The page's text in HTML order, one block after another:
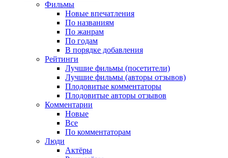
Фильмы
Новые впечатления
По названиям
По жанрам
По годам
В порядке добавления
Рейтинги
Лучшие фильмы (посетители)
Лучшие фильмы (авторы отзывов)
Плодовитые комментаторы
Плодовитые авторы отзывов
Комментарии
Новые
Все
По комментаторам
Люди
Актёры